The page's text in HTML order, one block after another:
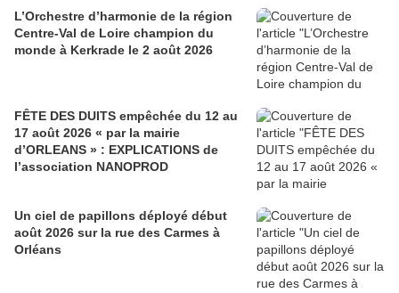
L’Orchestre d’harmonie de la région
Centre-Val de Loire champion du
monde à Kerkrade le 2 août 2026
FÊTE DES DUITS empêchée du 12 au
17 août 2026 « par la mairie
d’ORLEANS » : EXPLICATIONS de
l’association NANOPROD
Un ciel de papillons déployé début
août 2026 sur la rue des Carmes à
Orléans